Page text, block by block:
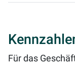
Für das